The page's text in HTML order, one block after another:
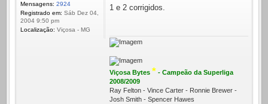
Mensagens: 2924
Registrado em: Sáb Dez 04,
2004 9:50 pm
Localização: Viçosa - MG
1 e 2 corrigidos.
Viçosa Bytes * - Campeão da Superliga
2008/2009
Ray Felton - Vince Carter - Ronnie Brewer -
Josh Smith - Spencer Hawes